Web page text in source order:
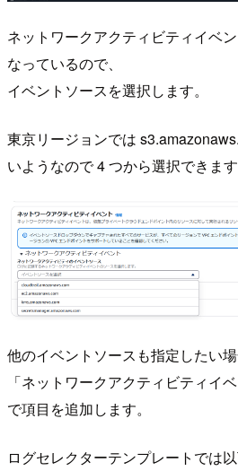
ネットワークアクティビティイベ
なっているので、
イベントソースを選択します。
東京リージョンでは
いようなので 4 つから選択できます
他のイベントソースも指定したい場
「ネットワークアクティビティイ
で項目を追加します。
ログセレクターテンプレートでは